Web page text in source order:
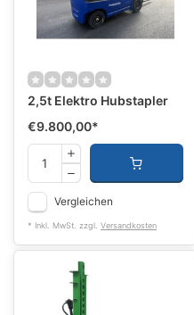
2,5t Elektro Hubstapler
€9.800,00*
Vergleichen
* Inkl. MwSt. zzgl. Versandkosten